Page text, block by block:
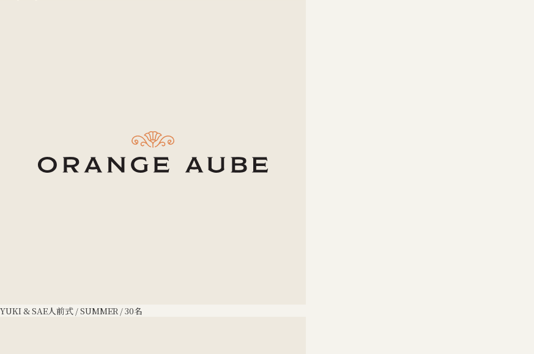
YUKI & SAE人前式 / SUMMER / 30名